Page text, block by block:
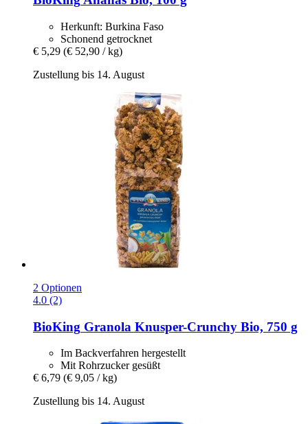
Herkunft: Burkina Faso
Schonend getrocknet
€ 5,29 (€ 52,90 / kg)
Zustellung bis 14. August
2 Optionen
4.0 (2)
BioKing Granola Knusper-​Crunchy Bio, 750 g
Im Backverfahren hergestellt
Mit Rohrzucker gesüßt
€ 6,79 (€ 9,05 / kg)
Zustellung bis 14. August